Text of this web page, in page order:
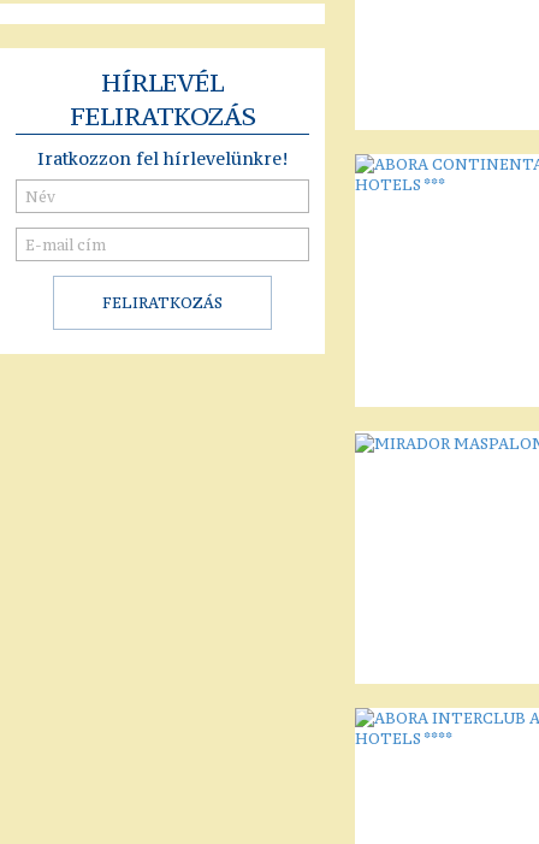
HÍRLEVÉL
FELIRATKOZÁS
Iratkozzon fel hírlevelünkre!